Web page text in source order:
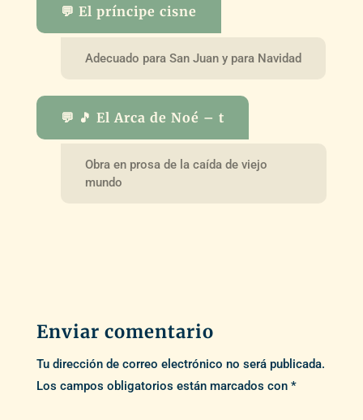
💬 El príncipe cisne
Adecuado para San Juan y para Navidad
💬 🎵 El Arca de Noé – t
Obra en prosa de la caída de viejo
mundo
Enviar comentario
Tu dirección de correo electrónico no será publicada.
Los campos obligatorios están marcados con *